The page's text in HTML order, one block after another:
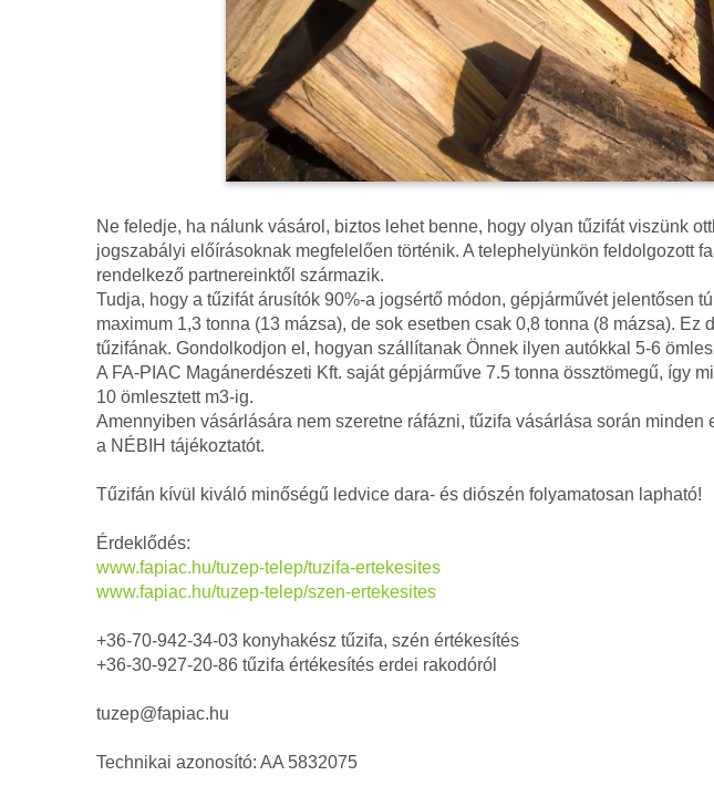
Ne feledje, ha nálunk vásárol, biztos lehet benne, hogy olyan tűzifát viszünk
jogszabályi előírásoknak megfelelően történik. A telephelyünkön feldolgozott
rendelkező partnereinktől származik.
Tudja, hogy a tűzifát árusítók 90%-a jogsértő módon, gépjárművét jelentősen
maximum 1,3 tonna (13 mázsa), de sok esetben csak 0,8 tonna (8 mázsa).
tűzifának. Gondolkodjon el, hogyan szállítanak Önnek ilyen autókkal 5-6
A FA-PIAC Magánerdészeti Kft. saját gépjárműve 7.5 tonna össztömegű, így
10 ömlesztett m3-ig.
Amennyiben vásárlására nem szeretne ráfázni, tűzifa vásárlása során
a NÉBIH tájékoztatót.
Tűzifán kívül kiváló minőségű ledvice dara- és diószén folyamatosan lapható!
Érdeklődés:
www.fapiac.hu/tuzep-telep/tuzifa-ertekesites
www.fapiac.hu/tuzep-telep/szen-ertekesites
+36-70-942-34-03 konyhakész tűzifa, szén értékesítés
+36-30-927-20-86 tűzifa értékesítés erdei rakodóról
tuzep@fapiac.hu
Technikai azonosító: AA 5832075